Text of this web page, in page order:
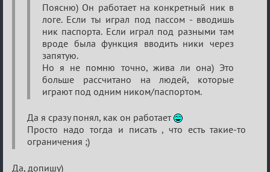
Поясню) Он работает на конкретный ник в
логе. Если ты играл под пассом - вводишь
ник паспорта. Если играл под разными там
вроде была функция вводить ники через
запятую.
Но я не помню точно, жива ли она) Это
больше рассчитано на людей, которые
играют под одним ником/паспортом.
Да я сразу понял, как он работает
Просто надо тогда и писать , что есть такие-то
ограничения ;)
Да, допишу)